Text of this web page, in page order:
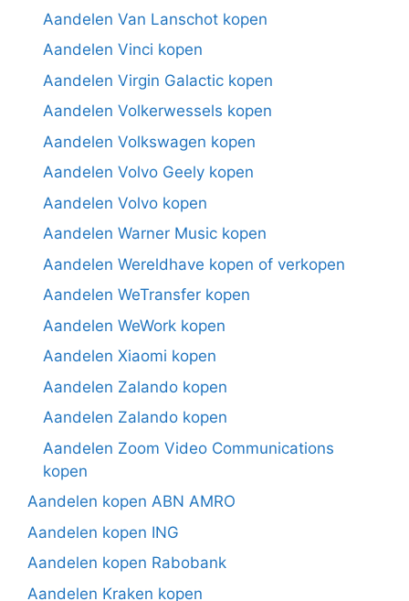
Aandelen Van Lanschot kopen
Aandelen Vinci kopen
Aandelen Virgin Galactic kopen
Aandelen Volkerwessels kopen
Aandelen Volkswagen kopen
Aandelen Volvo Geely kopen
Aandelen Volvo kopen
Aandelen Warner Music kopen
Aandelen Wereldhave kopen of verkopen
Aandelen WeTransfer kopen
Aandelen WeWork kopen
Aandelen Xiaomi kopen
Aandelen Zalando kopen
Aandelen Zalando kopen
Aandelen Zoom Video Communications
kopen
Aandelen kopen ABN AMRO
Aandelen kopen ING
Aandelen kopen Rabobank
Aandelen Kraken kopen